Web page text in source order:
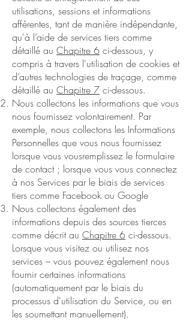
utilisations, sessions et informations
afférentes, tant de manière indépendante,
qu'à l’aide de services tiers comme
détaillé au Chapitre 6 ci-dessous, y
compris à travers l'utilisation de cookies et
d’autres technologies de traçage, comme
détaillé au Chapitre 7 ci-dessous.
Nous collectons les informations que vous
nous fournissez volontairement. Par
exemple, nous collectons les Informations
Personnelles que vous nous fournissez
lorsque vous vousremplissez le formulaire
de contact ; lorsque vous vous connectez
à nos Services par le biais de services
tiers comme Facebook ou Google
Nous collectons également des
informations depuis des sources tierces
comme décrit au Chapitre 6 ci-dessous.
Lorsque vous visitez ou utilisez nos
services – vous pouvez également nous
fournir certaines informations
(automatiquement par le biais du
processus d'utilisation du Service, ou en
les soumettant manuellement).